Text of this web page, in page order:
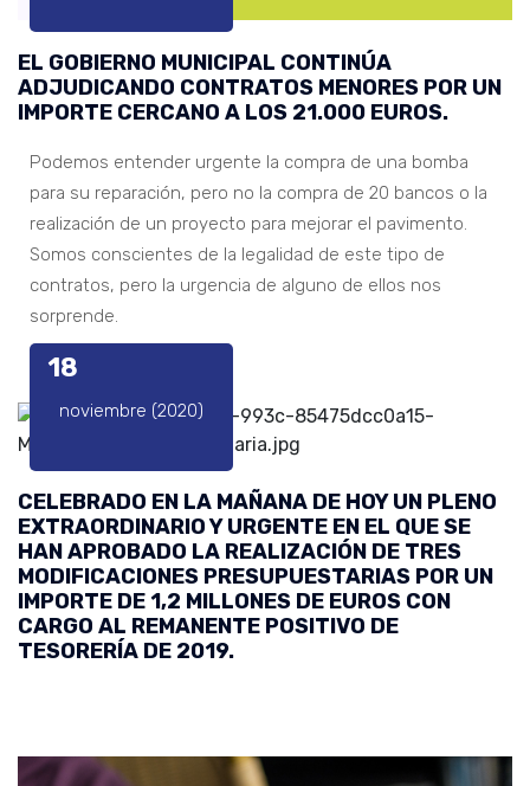
EL GOBIERNO MUNICIPAL CONTINÚA
ADJUDICANDO CONTRATOS MENORES POR UN
IMPORTE CERCANO A LOS 21.000 EUROS.
Podemos entender urgente la compra de una bomba
para su reparación, pero no la compra de 20 bancos o la
realización de un proyecto para mejorar el pavimento.
Somos conscientes de la legalidad de este tipo de
contratos, pero la urgencia de alguno de ellos nos
sorprende.
18
noviembre (2020)
CELEBRADO EN LA MAÑANA DE HOY UN PLENO
EXTRAORDINARIO Y URGENTE EN EL QUE SE
HAN APROBADO LA REALIZACIÓN DE TRES
MODIFICACIONES PRESUPUESTARIAS POR UN
IMPORTE DE 1,2 MILLONES DE EUROS CON
CARGO AL REMANENTE POSITIVO DE
TESORERÍA DE 2019.